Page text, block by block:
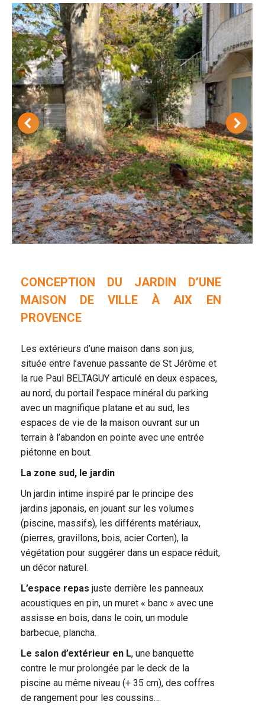
CONCEPTION DU JARDIN D’UNE
MAISON DE VILLE À AIX EN
PROVENCE
Les extérieurs d’une maison dans son jus,
située entre l’avenue passante de St Jérôme et
la rue Paul BELTAGUY articulé en deux espaces,
au nord, du portail l’espace minéral du parking
avec un magnifique platane et au sud, les
espaces de vie de la maison ouvrant sur un
terrain à l’abandon en pointe avec une entrée
piétonne en bout.
La zone sud, le jardin
Un jardin intime inspiré par le principe des
jardins japonais, en jouant sur les volumes
(piscine, massifs), les différents matériaux,
(pierres, gravillons, bois, acier Corten), la
végétation pour suggérer dans un espace réduit,
un décor naturel.
L’espace repas juste derrière les panneaux
acoustiques en pin, un muret « banc » avec une
assisse en bois, dans le coin, un module
barbecue, plancha.
Le salon d’extérieur en L, une banquette
contre le mur prolongée par le deck de la
piscine au même niveau (+ 35 cm), des coffres
de rangement pour les coussins…